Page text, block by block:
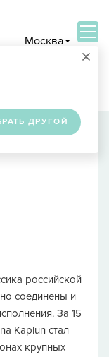
Москва
×
ДРУГОЙ
российской
соединены и
За 15
Kaplun стал
крупных